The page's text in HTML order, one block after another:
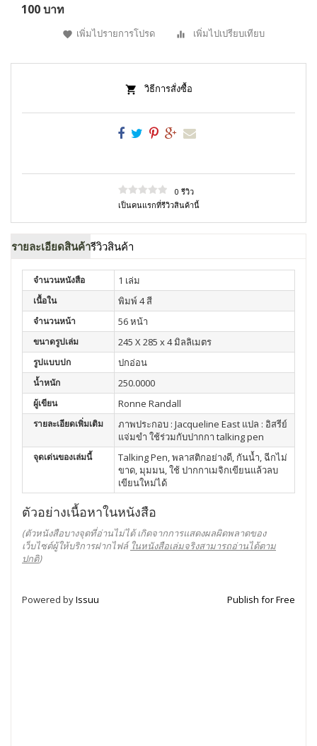
100 บาท
เพิ่มไปรายการโปรด เพิ่มไปเปรียบเทียบ
วิธีการสั่งซื้อ
0 รีวิว
เป็นคนแรกที่รีวิวสินค้านี้
รายละเอียดสินค้ารีวิวสินค้า
จำนวนหนังสือ 1 เล่ม
เนื้อใน พิมพ์ 4 สี
จำนวนหน้า 56 หน้า
ขนาดรูปเล่ม 245 X 285 x 4 มิลลิเมตร
รูปแบบปก ปกอ่อน
น้ำหนัก 250.0000
ผู้เขียน Ronne Randall
รายละเอียดเพิ่มเติม
ภาพประกอบ : Jacqueline East แปล : อิสรีย์
แจ่มขำ ใช้ร่วมกับปากกา talking pen
จุดเด่นของเล่มนี้
Talking Pen, พลาสติกอย่างดี, กันน้ำ, ฉีกไม่
ขาด, มุมมน, ใช้ ปากกาเมจิกเขียนแล้วลบ
เขียนใหม่ได้
ตัวอย่างเนื้อหาในหนังสือ
(ตัวหนังสือบางจุดที่อ่านไม่ได้ เกิดจากการแสดงผลผิดพลาดของ
เว็บไซต์ผู้ให้บริการฝากไฟล์ ในหนังสือเล่มจริงสามารถอ่านได้ตาม
ปกติ)
Powered byIssuu Publish for Free